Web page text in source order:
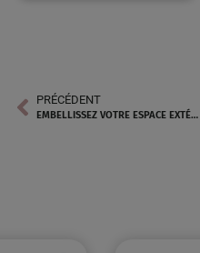
PRÉCÉDENT
EMBELLISSEZ VOTRE ESPACE EXTÉRIEUR À MALATAVERNE AVEC LES PIERRES À GABION DE MARBRE ROSE